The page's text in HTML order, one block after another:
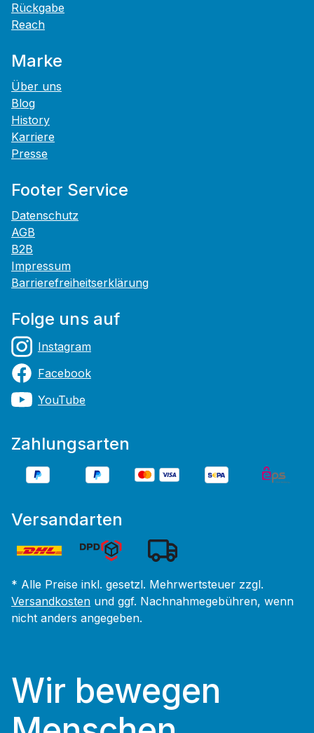
Rückgabe
Reach
Marke
Über uns
Blog
History
Karriere
Presse
Footer Service
Datenschutz
AGB
B2B
Impressum
Barrierefreiheitserklärung
Folge uns auf
Instagram
Facebook
YouTube
Zahlungsarten
Versandarten
* Alle Preise inkl. gesetzl. Mehrwertsteuer zzgl.
Versandkosten und ggf. Nachnahmegebühren, wenn
nicht anders angegeben.
Wir bewegen